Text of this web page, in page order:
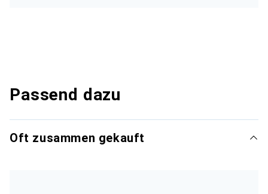
Passend dazu
Oft zusammen gekauft